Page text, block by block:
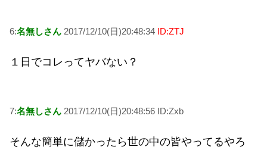
6:名無しさん 2017/12/10(日)20:48:34 ID:ZTJ
１日でコレってヤバない？
7:名無しさん 2017/12/10(日)20:48:56 ID:Zxb
そんな簡単に儲かったら世の中の皆やってるやろ